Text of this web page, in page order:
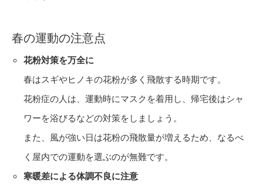
春の運動の注意点
花粉対策を万全に
春はスギやヒノキの花粉が多く飛散する時期です。
花粉症の人は、運動時にマスクを着用し、帰宅後はシャ
ワーを浴びるなどの対策をしましょう。
また、風が強い日は花粉の飛散量が増えるため、なるべ
く屋内での運動を選ぶのが無難です。
寒暖差による体調不良に注意